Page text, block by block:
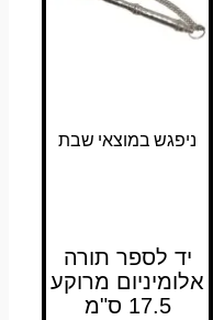
ניפגש במוצאי שבת
יד לספר תורה
אלומיניום מרוקע
17.5 ס"מ